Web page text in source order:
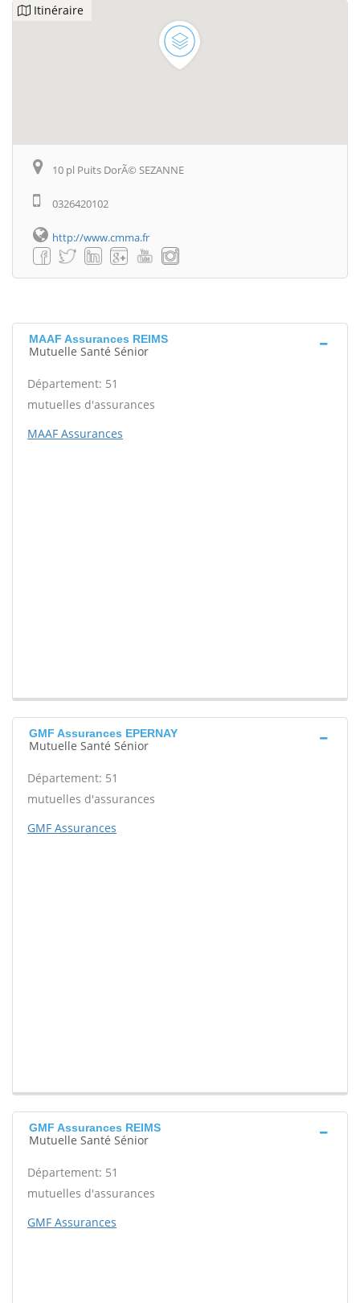
Itinéraire
10 pl Puits DorÃ© SEZANNE
0326420102
http://www.cmma.fr
MAAF Assurances REIMS
Mutuelle Santé Sénior
Département: 51
mutuelles d'assurances
MAAF Assurances
GMF Assurances EPERNAY
Mutuelle Santé Sénior
Département: 51
mutuelles d'assurances
GMF Assurances
GMF Assurances REIMS
Mutuelle Santé Sénior
Département: 51
mutuelles d'assurances
GMF Assurances